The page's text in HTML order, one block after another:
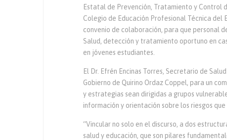
Estatal de Prevención, Tratamiento y Control
Colegio de Educación Profesional Técnica del
convenio de colaboración, para que personal
Salud, detección y tratamiento oportuno en
en jóvenes estudiantes.
El Dr. Efrén Encinas Torres, Secretario de
Gobierno de Quirino Ordaz Coppel, para un
y estrategias sean dirigidas a grupos
información y orientación sobre los riesgos
“Vincular no solo en el discurso, a dos
salud y educación, que son pilares